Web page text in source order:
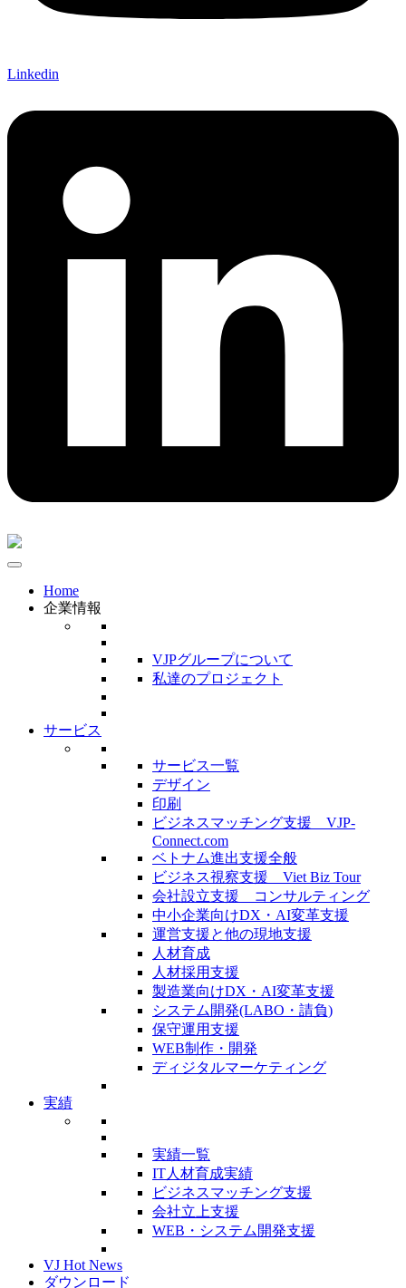
Linkedin
Home
企業情報
VJPグループについて
私達のプロジェクト
サービス
サービス一覧
デザイン
印刷
ビジネスマッチング支援 VJP-
Connect.com
ベトナム進出支援全般
ビジネス視察支援 Viet Biz Tour
会社設立支援 コンサルティング
中小企業向けDX・AI変革支援
運営支援と他の現地支援
人材育成
人材採用支援
製造業向けDX・AI変革支援
システム開発(LABO・請負)
保守運用支援
WEB制作・開発
ディジタルマーケティング
実績
実績一覧
IT人材育成実績
ビジネスマッチング支援
会社立上支援
WEB・システム開発支援
VJ Hot News
ダウンロード